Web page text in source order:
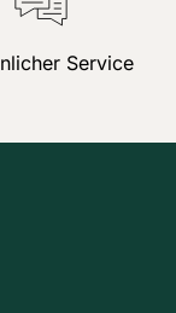
Service